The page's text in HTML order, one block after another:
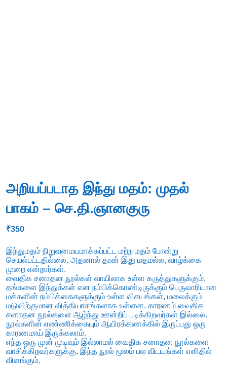
அறியப்படாத இந்து மதம்: முதல்
பாகம் – செ.தி.ஞானகுரு
₹350
இந்துமதம் நிறுவனமயமாக்கப்பட்ட மற்ற மதம் போன்று
செயல்பட்டதில்லை. அதனால் தான் இது மதமல்ல, வாழ்க்கை
முறை என்றார்கள்.
வைதிக சனாதன நூல்கள் வாயிலாக உள்ள கருத்துகளுக்கும்,
தங்களை இந்துக்கள் என நம்பிக்கொண்டிருக்கும் பெருவாரியான
மக்களின் நம்பிக்கைகளுக்கும் உள்ள விசயங்கள், மலைக்கும்
மடுவிற்குமான வித்தியாசங்களாக உள்ளன. காரணம் வைதிக
சனாதன நூல்களை ஆழ்ந்து ஊன்றிப் படிக்கிறவர்கள் இல்லை.
நூல்களின் எண்ணிக்கையும் ஆயிரக்கணக்கில் இருப்பது ஒரு
காரணமாய் இருக்கலாம்.
எந்த ஒரு முன் முடிவும் இல்லாமல் வைதிக சனாதன நூல்களை
வாசிக்கிறவர்களுக்கு, இந்த நூல் மூலம் பல விடயங்கள் எளிதில்
விளங்கும்.